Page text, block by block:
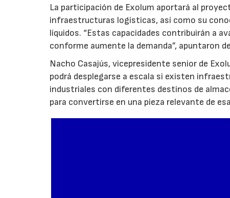
La participación de Exolum aportará al
infraestructuras logísticas, así como su
líquidos. “Estas capacidades contribuirán a
conforme aumente la demanda”, apuntaron
Nacho Casajús, vicepresidente senior de
podrá desplegarse a escala si existen
industriales con diferentes destinos de
para convertirse en una pieza relevante de